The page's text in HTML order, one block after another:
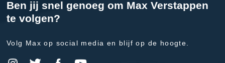
Ben jij snel genoeg om Max Verstappen
te volgen?
Volg Max op social media en blijf op de hoogte.